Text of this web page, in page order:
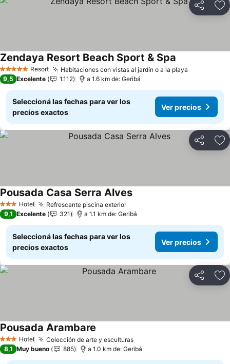
Compartir
5 Estrellas Resort Habitaciones con vistas al jardín o a la playa
Zendaya Resort Beach Sport & Spa
9,5 Excelente 1.112 a 1.6 km de: Geribá
Seleccioná las fechas para ver los
precios exactos
Ver precios
Compartir
3 Estrellas
Hotel Refrescante piscina exteriorVer precios
Pousada Casa Serra AlvesVer precios
9,1 Excelente 321 a 1.1 km de: Geribá
Seleccioná las fechas para ver los
precios exactos
Ver precios
Compartir
3 Estrellas
Hotel Colección de arte y esculturasVer precios
Pousada Arambare
8,1 Muy bueno 885 a 1.0 km de: Geribá